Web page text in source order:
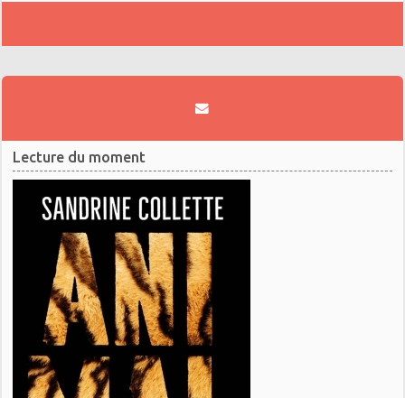
Lecture du moment